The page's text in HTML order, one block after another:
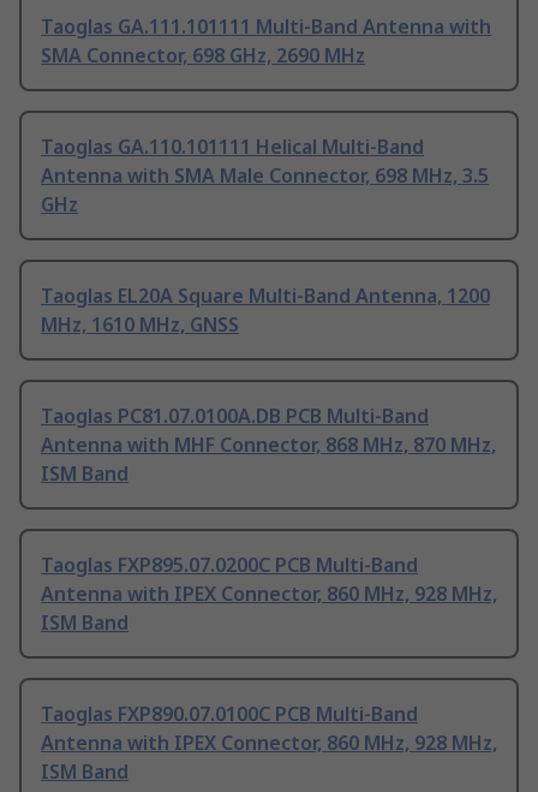
Taoglas GA.111.101111 Multi-Band Antenna with
SMA Connector, 698 GHz, 2690 MHz
Taoglas GA.110.101111 Helical Multi-Band
Antenna with SMA Male Connector, 698 MHz, 3.5
GHz
Taoglas EL20A Square Multi-Band Antenna, 1200
MHz, 1610 MHz, GNSS
Taoglas PC81.07.0100A.DB PCB Multi-Band
Antenna with MHF Connector, 868 MHz, 870 MHz,
ISM Band
Taoglas FXP895.07.0200C PCB Multi-Band
Antenna with IPEX Connector, 860 MHz, 928 MHz,
ISM Band
Taoglas FXP890.07.0100C PCB Multi-Band
Antenna with IPEX Connector, 860 MHz, 928 MHz,
ISM Band